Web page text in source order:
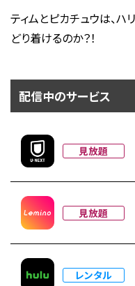
ティムとピカチュウは、
どり着けるのか？！
配信中のサービス
見放題
見放題
レンタル